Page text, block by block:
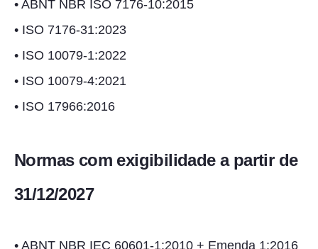
• ABNT NBR ISO 7176-10:2015
• ISO 7176-31:2023
• ISO 10079-1:2022
• ISO 10079-4:2021
• ISO 17966:2016
Normas com exigibilidade a partir de
31/12/2027
• ABNT NBR IEC 60601-1:2010 + Emenda 1:2016